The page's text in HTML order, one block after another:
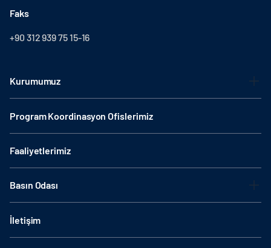
Faks
+90 312 939 75 15-16
Kurumumuz
Program Koordinasyon Ofislerimiz
Faaliyetlerimiz
Basın Odası
İletişim